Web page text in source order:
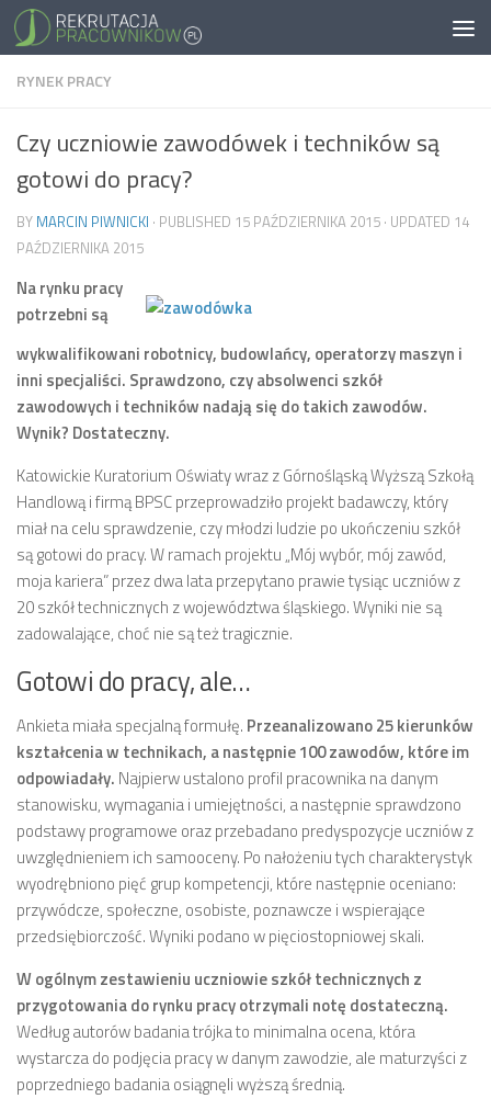
RYNEK PRACY
Czy uczniowie zawodówek i techników są
gotowi do pracy?
BY MARCIN PIWNICKI · PUBLISHED 15 PAŹDZIERNIKA 2015 · UPDATED 14
PAŹDZIERNIKA 2015
Na rynku pracy
potrzebni są
wykwalifikowani robotnicy, budowlańcy, operatorzy maszyn i
inni specjaliści. Sprawdzono, czy absolwenci szkół
zawodowych i techników nadają się do takich zawodów.
Wynik? Dostateczny.
Katowickie Kuratorium Oświaty wraz z Górnośląską Wyższą Szkołą
Handlową i firmą BPSC przeprowadziło projekt badawczy, który
miał na celu sprawdzenie, czy młodzi ludzie po ukończeniu szkół
są gotowi do pracy. W ramach projektu „Mój wybór, mój zawód,
moja kariera” przez dwa lata przepytano prawie tysiąc uczniów z
20 szkół technicznych z województwa śląskiego. Wyniki nie są
zadowalające, choć nie są też tragicznie.
Gotowi do pracy, ale…
Ankieta miała specjalną formułę. Przeanalizowano 25 kierunków
kształcenia w technikach, a następnie 100 zawodów, które im
odpowiadały. Najpierw ustalono profil pracownika na danym
stanowisku, wymagania i umiejętności, a następnie sprawdzono
podstawy programowe oraz przebadano predyspozycje uczniów z
uwzględnieniem ich samooceny. Po nałożeniu tych charakterystyk
wyodrębniono pięć grup kompetencji, które następnie oceniano:
przywódcze, społeczne, osobiste, poznawcze i wspierające
przedsiębiorczość. Wyniki podano w pięciostopniowej skali.
W ogólnym zestawieniu uczniowie szkół technicznych z
przygotowania do rynku pracy otrzymali notę dostateczną.
Według autorów badania trójka to minimalna ocena, która
wystarcza do podjęcia pracy w danym zawodzie, ale maturzyści z
poprzedniego badania osiągnęli wyższą średnią.